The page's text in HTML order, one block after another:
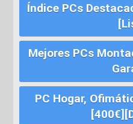
Índice PCs
Mejores PCs
PC Hogar,